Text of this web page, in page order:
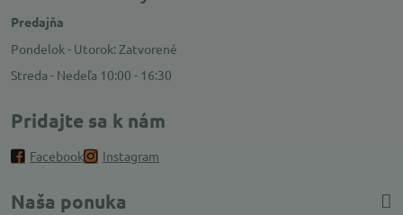
Predajňa
Pondelok - Utorok: Zatvorené
Streda - Nedeľa 10:00 - 16:30
Pridajte sa k nám
Facebook Instagram
Naša ponuka